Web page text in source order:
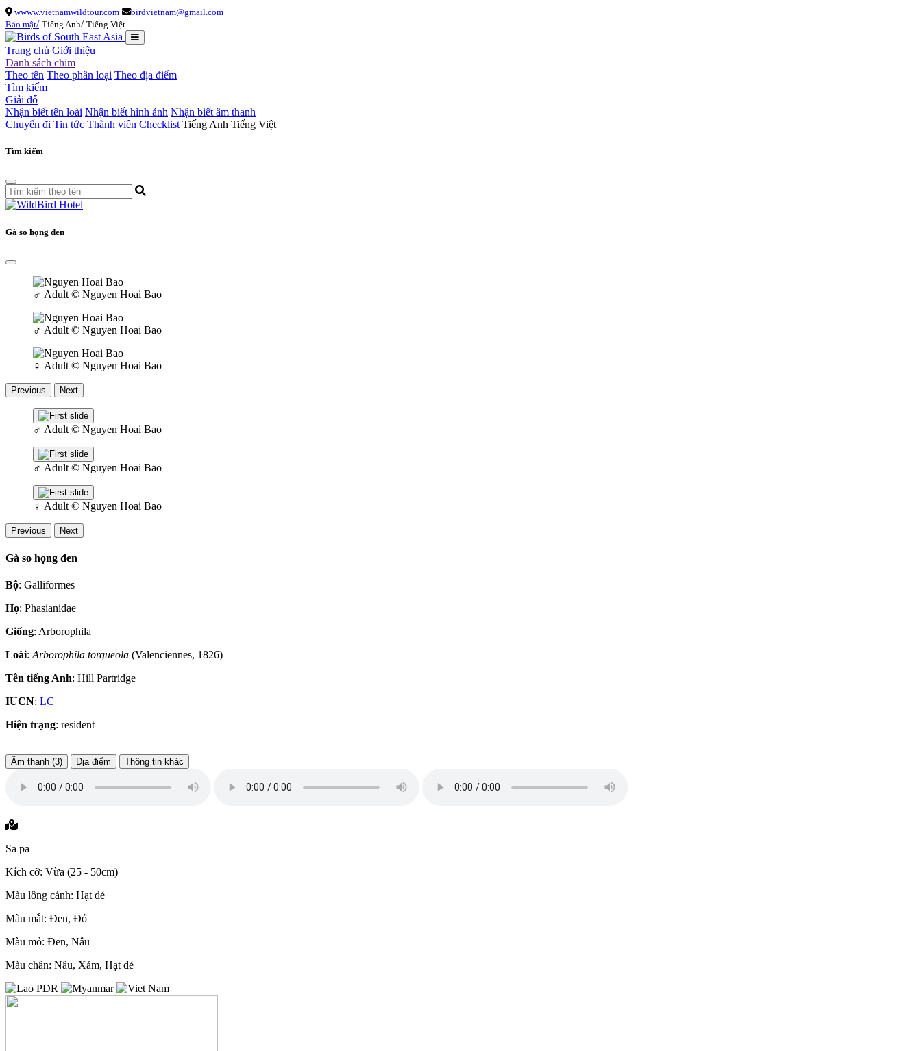
wwww.vietnamwildtour.com
birdvietnam@gmail.com
Bảo mật/ Tiếng Anh/ Tiếng Việt
Trang chủ Giới thiệu
Danh sách chim
Theo tên Theo phân loại Theo địa điểm
Tìm kiếm
Giải đố
Nhận biết tên loài Nhận biết hình ảnh Nhận biết âm thanh
Chuyến đi Tin tức Thành viên Checklist Tiếng Anh Tiếng Việt
Tìm kiếm
Gà so họng đen
♂ Adult © Nguyen Hoai Bao
♂ Adult © Nguyen Hoai Bao
♀ Adult © Nguyen Hoai Bao
Previous Next
♂ Adult © Nguyen Hoai Bao
♂ Adult © Nguyen Hoai Bao
♀ Adult © Nguyen Hoai Bao
Previous Next
Gà so họng đen
Bộ: Galliformes
Họ: Phasianidae
Giống: Arborophila
Loài: Arborophila torqueola (Valenciennes, 1826)
Tên tiếng Anh: Hill Partridge
IUCN: LC
Hiện trạng: resident
Âm thanh (3) Địa điểm Thông tin khác
Sa pa
Kích cỡ: Vừa (25 - 50cm)
Màu lông cánh: Hạt dẻ
Màu mắt: Đen, Đỏ
Màu mỏ: Đen, Nâu
Màu chân: Nâu, Xám, Hạt dẻ